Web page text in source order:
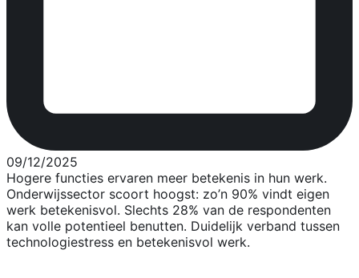
09/12/2025
Hogere functies ervaren meer betekenis in hun werk.
Onderwijssector scoort hoogst: zo’n 90% vindt eigen
werk betekenisvol. Slechts 28% van de respondenten
kan volle potentieel benutten. Duidelijk verband tussen
technologiestress en betekenisvol werk.